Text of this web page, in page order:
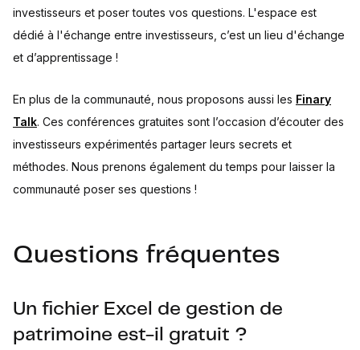
investisseurs et poser toutes vos questions. L'espace est
dédié à l'échange entre investisseurs, c’est un lieu d'échange
et d’apprentissage !
En plus de la communauté, nous proposons aussi les Finary
Talk. Ces conférences gratuites sont l’occasion d’écouter des
investisseurs expérimentés partager leurs secrets et
méthodes. Nous prenons également du temps pour laisser la
communauté poser ses questions !
Questions fréquentes
Un fichier Excel de gestion de
patrimoine est-il gratuit ?